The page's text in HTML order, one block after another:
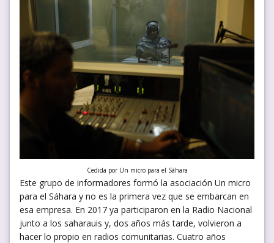
Cedida por Un micro para el Sáhara
Este grupo de informadores formó la asociación Un micro
para el Sáhara y no es la primera vez que se embarcan en
esa empresa. En 2017 ya participaron en la Radio Nacional
junto a los saharauis y, dos años más tarde, volvieron a
hacer lo propio en radios comunitarias. Cuatro años